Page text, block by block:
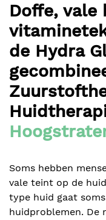
Doffe, vale
de Hydra
Soms hebben
vale teint op de
type huid gaat
huidproblemen. De